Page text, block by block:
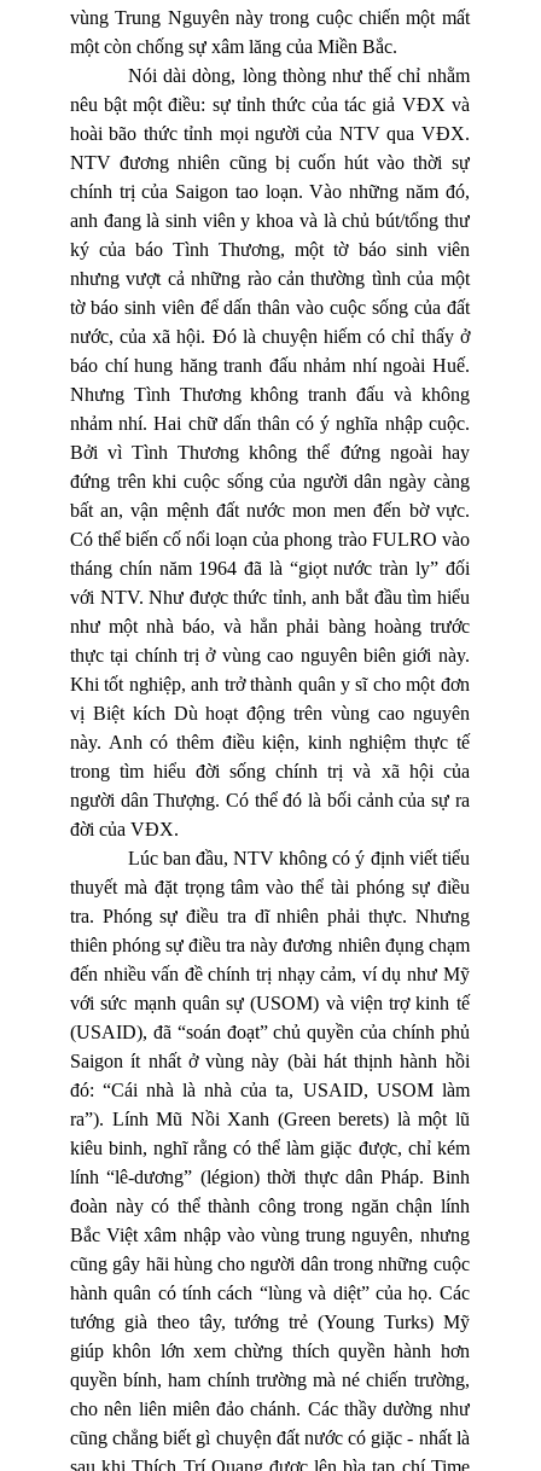
vùng Trung Nguyên này trong cuộc chiến một mất
một còn chống sự xâm lăng của Miền Bắc.
Nói dài dòng, lòng thòng như thế chỉ nhằm
nêu bật một điều: sự tỉnh thức của tác giả VĐX và
hoài bão thức tỉnh mọi người của NTV qua VĐX.
NTV đương nhiên cũng bị cuốn hút vào thời sự
chính trị của Saigon tao loạn. Vào những năm đó,
anh đang là sinh viên y khoa và là chủ bút/tổng thư
ký của báo Tình Thương, một tờ báo sinh viên
nhưng vượt cả những rào cản thường tình của một
tờ báo sinh viên để dấn thân vào cuộc sống của đất
nước, của xã hội. Đó là chuyện hiếm có chỉ thấy ở
báo chí hung hăng tranh đấu nhảm nhí ngoài Huế.
Nhưng Tình Thương không tranh đấu và không
nhảm nhí. Hai chữ dấn thân có ý nghĩa nhập cuộc.
Bởi vì Tình Thương không thể đứng ngoài hay
đứng trên khi cuộc sống của người dân ngày càng
bất an, vận mệnh đất nước mon men đến bờ vực.
Có thể biến cố nổi loạn của phong trào FULRO vào
tháng chín năm 1964 đã là “giọt nước tràn ly” đối
với NTV. Như được thức tỉnh, anh bắt đầu tìm hiểu
như một nhà báo, và hẳn phải bàng hoàng trước
thực tại chính trị ở vùng cao nguyên biên giới này.
Khi tốt nghiệp, anh trở thành quân y sĩ cho một đơn
vị Biệt kích Dù hoạt động trên vùng cao nguyên
này. Anh có thêm điều kiện, kinh nghiệm thực tế
trong tìm hiểu đời sống chính trị và xã hội của
người dân Thượng. Có thể đó là bối cảnh của sự ra
đời của VĐX.
Lúc ban đầu, NTV không có ý định viết tiểu
thuyết mà đặt trọng tâm vào thể tài phóng sự điều
tra. Phóng sự điều tra dĩ nhiên phải thực. Nhưng
thiên phóng sự điều tra này đương nhiên đụng chạm
đến nhiều vấn đề chính trị nhạy cảm, ví dụ như Mỹ
với sức mạnh quân sự (USOM) và viện trợ kinh tế
(USAID), đã “soán đoạt” chủ quyền của chính phủ
Saigon ít nhất ở vùng này (bài hát thịnh hành hồi
đó: “Cái nhà là nhà của ta, USAID, USOM làm
ra”). Lính Mũ Nồi Xanh (Green berets) là một lũ
kiêu binh, nghĩ rằng có thể làm giặc được, chỉ kém
lính “lê-dương” (légion) thời thực dân Pháp. Binh
đoàn này có thể thành công trong ngăn chận lính
Bắc Việt xâm nhập vào vùng trung nguyên, nhưng
cũng gây hãi hùng cho người dân trong những cuộc
hành quân có tính cách “lùng và diệt” của họ. Các
tướng già theo tây, tướng trẻ (Young Turks) Mỹ
giúp khôn lớn xem chừng thích quyền hành hơn
quyền bính, ham chính trường mà né chiến trường,
cho nên liên miên đảo chánh. Các thầy dường như
cũng chẳng biết gì chuyện đất nước có giặc - nhất là
sau khi Thích Trí Quang được lên bìa tạp chí Time